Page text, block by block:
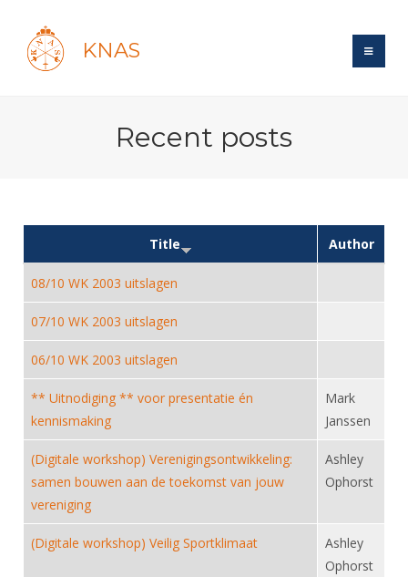
KNAS
Forums
Maandelijks archief
Evenement
Website
Handleiding
Historie
Tarieven
Ledencijfers
Sponsors en Partners
Organisatie
Bestuur
Commissies
Ereleden
Leden van Verdiensten
Recreatiesport
Veteranen
Lichtzwaardschermen
Wedstrijdsport
Inschrijven
Reglementen
Wat is topsport
NK's
Oranje
DBT
FBT
SBT
Talentontwikkeling
Informatie
Voor de jeugd
Spreekbeurtpakket
Jeugdkampen
Brassardsysteem
Voor coaches en leraren
Nieuws
Nationale opleidingen
Forums
Schermforum
Nieuws
Zoek Vereniging
Contact
NK organiseren
Recent posts
Title Author
08/10 WK 2003 uitslagen
07/10 WK 2003 uitslagen
06/10 WK 2003 uitslagen
** Uitnodiging ** voor presentatie én
kennismaking
Mark
Janssen
(Digitale workshop) Verenigingsontwikkeling:
samen bouwen aan de toekomst van jouw
vereniging
Ashley
Ophorst
(Digitale workshop) Veilig Sportklimaat
Ashley
Ophorst